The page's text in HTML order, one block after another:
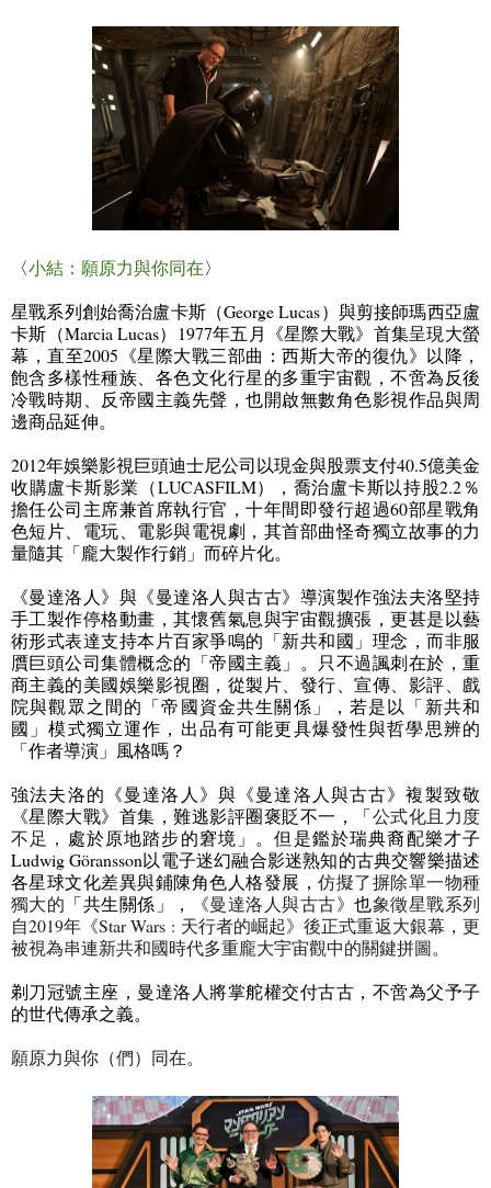
〈小結： 願原力與你同在〉
星戰系列創始喬治盧卡斯（George Lucas）與剪接師瑪西亞盧
卡斯（Marcia Lucas） 1977年五月《星際大戰》首集呈現大螢
幕，直至2005 《星際大戰三部曲：西斯大帝的復仇》以降，
飽含多樣性種族、各色文化行星的多重宇宙觀，不啻為反後
冷戰時期、反帝國主義先聲，也開啟無數角色影視作品與周
邊商品延伸。
2012年娛樂影視巨頭迪士尼公司以現金與股票支付40.5億美金
收購盧卡斯影業（LUCASFILM），喬治盧卡斯以持股2.2％
擔任公司主席兼首席執行官，十年間即發行超過60部星戰角
色短片、電玩、電影與電視劇，其首部曲怪奇獨立故事的力
量隨其「龐大製作行銷」而碎片化。
《曼達洛人》與《曼達洛人與古古》導演製作強法夫洛堅持
手工製作停格動畫，其懷舊氣息與宇宙觀擴張，更甚是以藝
術形式表達支持本片百家爭鳴的「新共和國」理念，而非服
贋巨頭公司集體概念的「帝國主義」。只不過諷刺在於，重
商主義的美國娛樂影視圈，從製片、發行、宣傳、影評、戲
院與觀眾之間的「帝國資金共生關係」，若是以「新共和
國」模式獨立運作，出品有可能更具爆發性與哲學思辨的
「作者導演」風格嗎？
強法夫洛的《曼達洛人》與《曼達洛人與古古》複製致敬
《星際大戰》首集，難逃影評圈褒貶不一，「公式化且力度
不足， 處於原地踏步的窘境」。但是鑑於瑞典裔配樂才子
Ludwig Göransson以電子迷幻融合影迷熟知的古典交響樂描述
各星球文化差異與鋪陳角色人格發展，仿擬了摒除單一物種
獨大的 「共生關係」， 《曼達洛人與古古》也象徵星戰系列
自2019年《Star Wars : 天行者的崛起》後正式重返大銀幕，更
被視為串連新共和國時代多重龐大宇宙觀中的關鍵拼圖。
剃刀冠號主座，曼達洛人將掌舵權交付古古，不啻為父予子
的世代傳承之義。
願原力與你（們）同在。